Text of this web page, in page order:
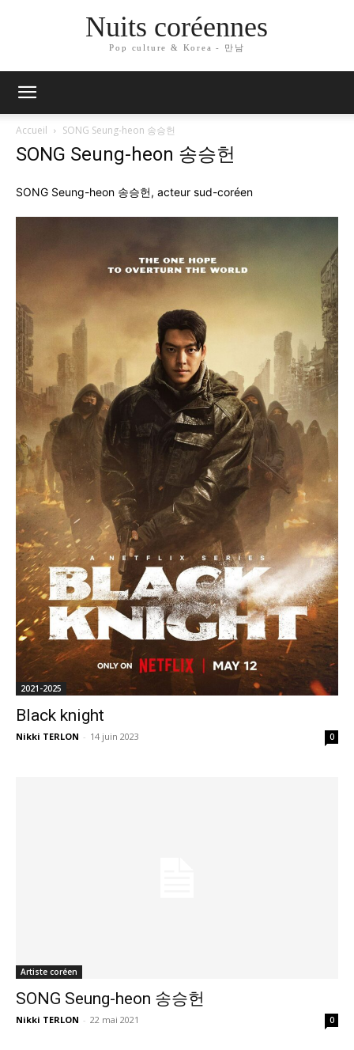
Nuits coréennes
Pop culture & Korea - 만남
Accueil SONG Seung-heon 송승헌
SONG Seung-heon 송승헌
SONG Seung-heon 송승헌, acteur sud-coréen
2021-2025
Black knight
Nikki TERLON - 14 juin 2023 0
Artiste coréen
SONG Seung-heon 송승헌
Nikki TERLON - 22 mai 2021 0